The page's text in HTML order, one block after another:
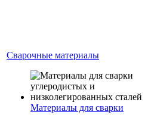
Сварочные материалы
Материалы для сварки